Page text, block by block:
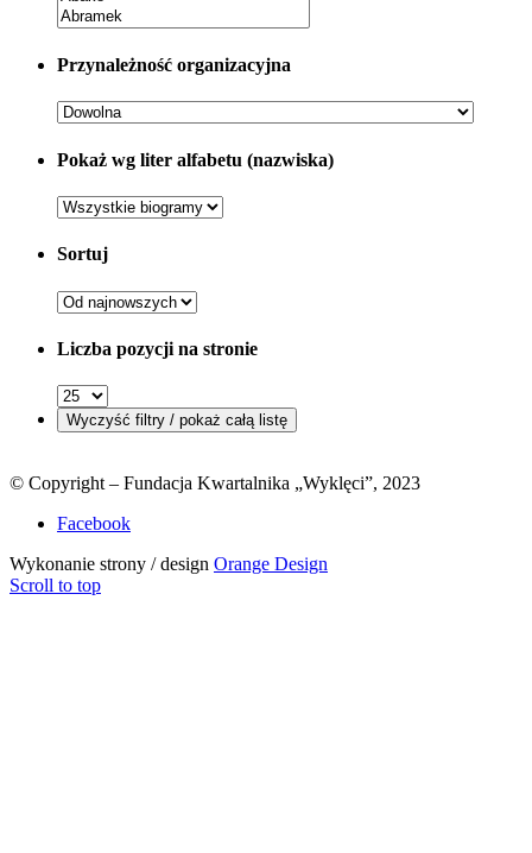
Przynależność organizacyjna
Pokaż wg liter alfabetu (nazwiska)
Sortuj
Liczba pozycji na stronie
© Copyright – Fundacja Kwartalnika „Wyklęci”, 2023
Facebook
Wykonanie strony / design Orange Design
Scroll to top